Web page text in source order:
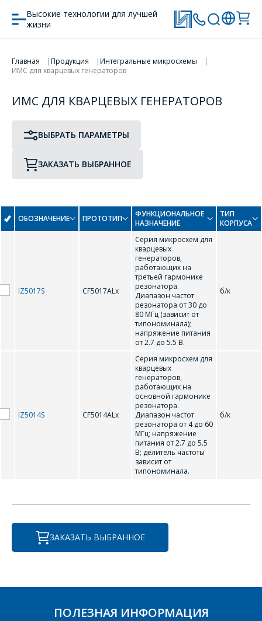
Высокие технологии для лучшей
жизни
Главная Продукция
Интегральные микросхемы
ИМС для кварцевых генераторов
ИМС ДЛЯ КВАРЦЕВЫХ ГЕНЕРАТОРОВ
ВЫБРАТЬ ПАРАМЕТРЫ
ПРОТОТИП
C
CF5014ALx
ЗАКАЗАТЬ ВЫБРАННОЕ
ПЕРЕЙТИ В КОРЗИНУ
ПРОДОЛЖИТЬ ПОКУПКИ
ОБОЗНАЧЕНИЕ ПРОТОТИП
ФУНКЦИОНАЛЬНОЕ
НАЗНАЧЕНИЕ
ТИП
КОРПУСА
IZ5017S CF5017ALx
Серия микросхем для
кварцевых
генераторов,
работающих на
третьей гармонике
резонатора.
Диапазон частот
резонатора от 30 до
80 МГц (зависит от
типономинала);
напряжение питания
от 2.7 до 5.5 В.
б/к
IZ5014S CF5014ALx
Серия микросхем для
кварцевых
генераторов,
работающих на
основной гармонике
резонатора.
Диапазон частот
резонатора от 4 до 60
МГц; напряжение
питания от 2.7 до 5.5
В; делитель частоты
зависит от
типономинала.
б/к
ЗАКАЗАТЬ ВЫБРАННОЕ
ПОЛЕЗНАЯ ИНФОРМАЦИЯ
ОФОРМИТЬ ЗАКАЗ
Форма предназначена
для юридических лиц
Продажи физическим
осуществляются в ТД
"ИНТЕГРАЛ", тел.+375
(17) 350-94-32
Укажите
интересующее Вас
сотрудники компании
свяжутся с Вами по
вопросам стоимости
Фамилия Имя*
Телефон *
ЗАДАТЬ ВОПРОС
СОТРУДНИКИ
КОМПАНИИ С
РАДОСТЬЮ
ОТВЕТЯТ НА
ВОПРОСЫ
Телефон*